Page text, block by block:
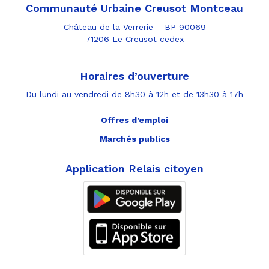
Communauté Urbaine Creusot Montceau
Château de la Verrerie – BP 90069
71206 Le Creusot cedex
Horaires d’ouverture
Du lundi au vendredi de 8h30 à 12h et de 13h30 à 17h
Offres d’emploi
Marchés publics
Application Relais citoyen